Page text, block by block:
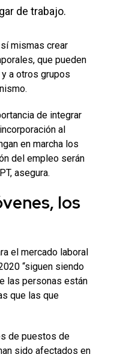
de trabajo.
mismas crear
que pueden
a otros grupos
de integrar
al
en marcha los
del empleo serán
asegura.
los
el mercado laboral
“siguen siendo
las personas están
que las que
de puestos de
sido afectados en